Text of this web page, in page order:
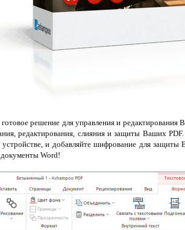
готовое решение для управления и
редактирования, слияния и защиты Ваших
и добавляйте шифрование для
документы Word!